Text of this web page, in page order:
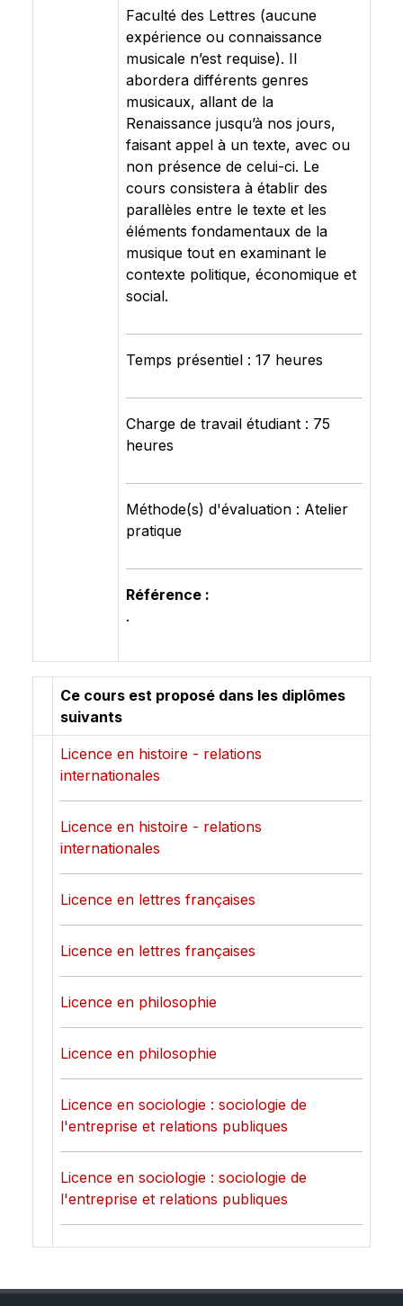
Faculté des Lettres (aucune
expérience ou connaissance
musicale n’est requise). Il
abordera différents genres
musicaux, allant de la
Renaissance jusqu’à nos jours,
faisant appel à un texte, avec ou
non présence de celui-ci. Le
cours consistera à établir des
parallèles entre le texte et les
éléments fondamentaux de la
musique tout en examinant le
contexte politique, économique et
social.
Temps présentiel : 17 heures
Charge de travail étudiant : 75
heures
Méthode(s) d'évaluation : Atelier
pratique
Référence :
.
Ce cours est proposé dans les diplômes
suivants
Licence en histoire - relations
internationales
Licence en histoire - relations
internationales
Licence en lettres françaises
Licence en lettres françaises
Licence en philosophie
Licence en philosophie
Licence en sociologie : sociologie de
l'entreprise et relations publiques
Licence en sociologie : sociologie de
l'entreprise et relations publiques